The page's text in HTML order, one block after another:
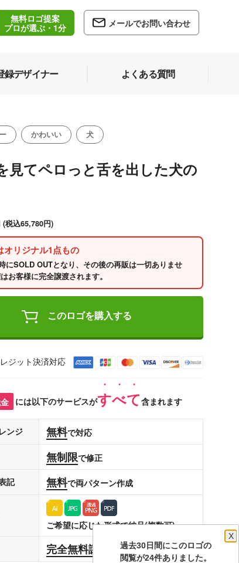
無料ロゴ提案
プロが選ぶ・1分
メールでお問い合わせ
録デザイナー よくある質問
かわいい 犬
見てペロっと舌を出した犬の
(税込65,780円)
オリジナル1点もの
にSOLD OUTとなり、その後の再販は一切ありませ
お客様に完全譲渡されます。
このロゴを購入する
ジット決済対応
には以下のサービスがすべて含まれます
ンジ 無料で対応
無制限で修正
記 無料で両パターン作成
ご希望に応じた形式で納品(複数可)
完全無料譲渡 します
過去30日間にこのロゴの
X
閲覧が24件ありました。